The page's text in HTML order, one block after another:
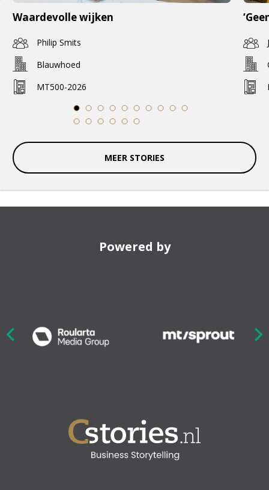
Waardevolle wijken
Philip Smits
Blauwhoed
MT500-2026
1
2 3 4 5 6 7 8 9
10
11 12 13 14 15 16
MEER STORIES
Powered by